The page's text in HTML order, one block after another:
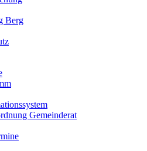
Berg
Gemeinderat